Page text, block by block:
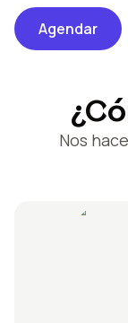
Agendar
Nos